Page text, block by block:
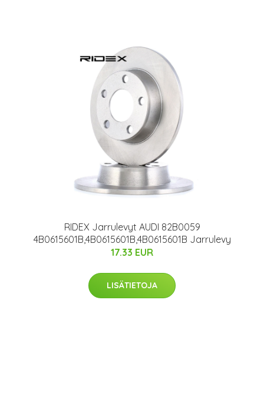
RIDEX Jarrulevyt AUDI 82B0059
4B0615601B,4B0615601B,4B0615601B Jarrulevy
17.33 EUR
LISÄTIETOJA